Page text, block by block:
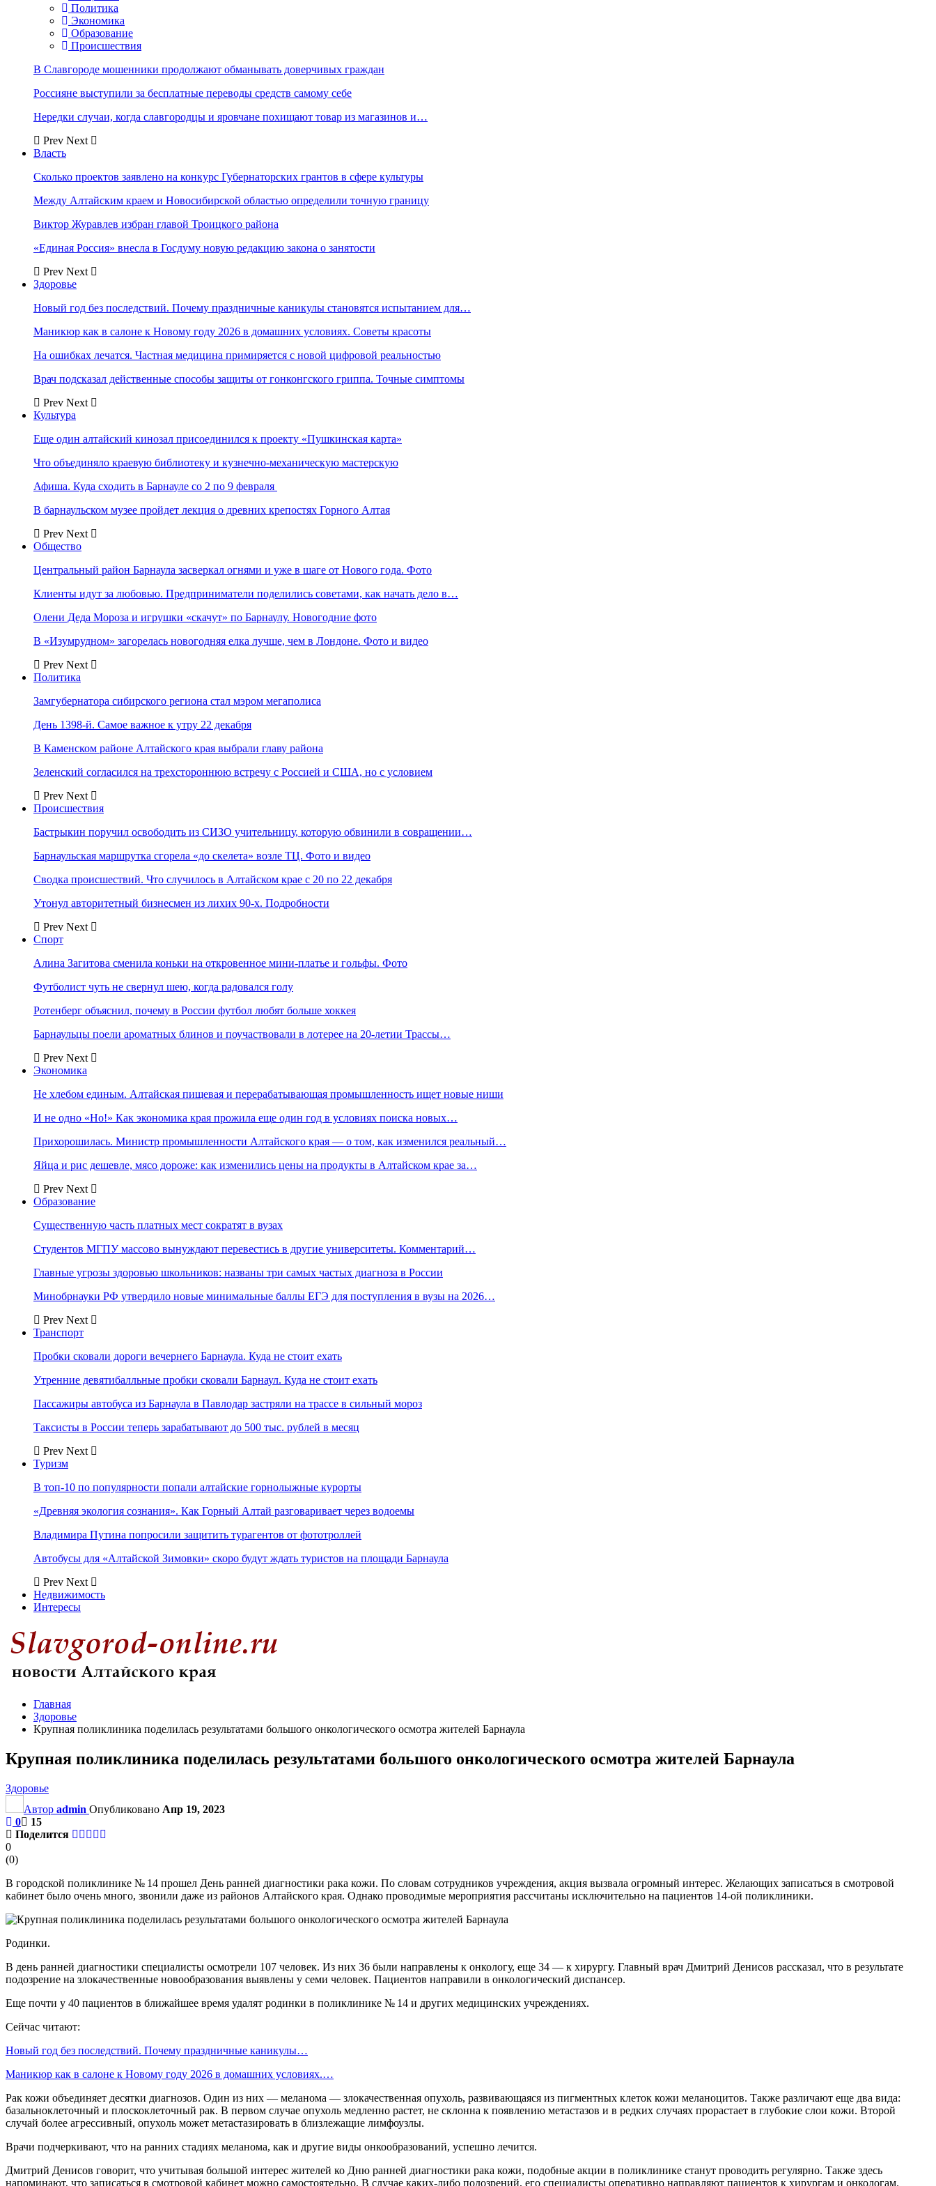
Политика
Экономика
Образование
Происшествия
В Славгороде мошенники продолжают обманывать доверчивых граждан
Россияне выступили за бесплатные переводы средств самому себе
Нередки случаи, когда славгородцы и яровчане похищают товар из магазинов и…
Prev Next
Власть
Сколько проектов заявлено на конкурс Губернаторских грантов в сфере культуры
Между Алтайским краем и Новосибирской областью определили точную границу
Виктор Журавлев избран главой Троицкого района
«Единая Россия» внесла в Госдуму новую редакцию закона о занятости
Prev Next
Здоровье
Новый год без последствий. Почему праздничные каникулы становятся испытанием для…
Маникюр как в салоне к Новому году 2026 в домашних условиях. Советы красоты
На ошибках лечатся. Частная медицина примиряется с новой цифровой реальностью
Врач подсказал действенные способы защиты от гонконгского гриппа. Точные симптомы
Prev Next
Культура
Еще один алтайский кинозал присоединился к проекту «Пушкинская карта»
Что объединяло краевую библиотеку и кузнечно-механическую мастерскую
Афиша. Куда сходить в Барнауле со 2 по 9 февраля
В барнаульском музее пройдет лекция о древних крепостях Горного Алтая
Prev Next
Общество
Центральный район Барнаула засверкал огнями и уже в шаге от Нового года. Фото
Клиенты идут за любовью. Предприниматели поделились советами, как начать дело в…
Олени Деда Мороза и игрушки «скачут» по Барнаулу. Новогодние фото
В «Изумрудном» загорелась новогодняя елка лучше, чем в Лондоне. Фото и видео
Prev Next
Политика
Замгубернатора сибирского региона стал мэром мегаполиса
День 1398-й. Самое важное к утру 22 декабря
В Каменском районе Алтайского края выбрали главу района
Зеленский согласился на трехстороннюю встречу с Россией и США, но с условием
Prev Next
Происшествия
Бастрыкин поручил освободить из СИЗО учительницу, которую обвинили в совращении…
Барнаульская маршрутка сгорела «до скелета» возле ТЦ. Фото и видео
Сводка происшествий. Что случилось в Алтайском крае с 20 по 22 декабря
Утонул авторитетный бизнесмен из лихих 90-х. Подробности
Prev Next
Спорт
Алина Загитова сменила коньки на откровенное мини-платье и гольфы. Фото
Футболист чуть не свернул шею, когда радовался голу
Ротенберг объяснил, почему в России футбол любят больше хоккея
Барнаульцы поели ароматных блинов и поучаствовали в лотерее на 20-летии Трассы…
Prev Next
Экономика
Не хлебом единым. Алтайская пищевая и перерабатывающая промышленность ищет новые ниши
И не одно «Но!» Как экономика края прожила еще один год в условиях поиска новых…
Прихорошилась. Министр промышленности Алтайского края — о том, как изменился реальный…
Яйца и рис дешевле, мясо дороже: как изменились цены на продукты в Алтайском крае за…
Prev Next
Образование
Существенную часть платных мест сократят в вузах
Студентов МГПУ массово вынуждают перевестись в другие университеты. Комментарий…
Главные угрозы здоровью школьников: названы три самых частых диагноза в России
Минобрнауки РФ утвердило новые минимальные баллы ЕГЭ для поступления в вузы на 2026…
Prev Next
Транспорт
Пробки сковали дороги вечернего Барнаула. Куда не стоит ехать
Утренние девятибалльные пробки сковали Барнаул. Куда не стоит ехать
Пассажиры автобуса из Барнаула в Павлодар застряли на трассе в сильный мороз
Таксисты в России теперь зарабатывают до 500 тыс. рублей в месяц
Prev Next
Туризм
В топ-10 по популярности попали алтайские горнолыжные курорты
«Древняя экология сознания». Как Горный Алтай разговаривает через водоемы
Владимира Путина попросили защитить турагентов от фототроллей
Автобусы для «Алтайской Зимовки» скоро будут ждать туристов на площади Барнаула
Prev Next
Недвижимость
Интересы
Главная
Здоровье
Крупная поликлиника поделилась результатами большого онкологического осмотра жителей Барнаула
Крупная поликлиника поделилась результатами большого онкологического осмотра жителей Барнаула
Здоровье
Автор admin Опубликовано Апр 19, 2023
0
15
Поделится
0
(0)
В городской поликлинике № 14 прошел День ранней диагностики рака кожи. По словам сотрудников учреждения, акция вызвала огромный интерес. Желающих записаться в смотровой
кабинет было очень много, звонили даже из районов Алтайского края. Однако проводимые мероприятия рассчитаны исключительно на пациентов 14-ой поликлиники.
Родинки.
В день ранней диагностики специалисты осмотрели 107 человек. Из них 36 были направлены к онкологу, еще 34 — к хирургу. Главный врач Дмитрий Денисов рассказал, что в результате
подозрение на злокачественные новообразования выявлены у семи человек. Пациентов направили в онкологический диспансер.
Еще почти у 40 пациентов в ближайшее время удалят родинки в поликлинике № 14 и других медицинских учреждениях.
Сейчас читают:
Новый год без последствий. Почему праздничные каникулы…
Маникюр как в салоне к Новому году 2026 в домашних условиях.…
Рак кожи объединяет десятки диагнозов. Один из них — меланома — злокачественная опухоль, развивающаяся из пигментных клеток кожи меланоцитов. Также различают еще два вида:
базальноклеточный и плоскоклеточный рак. В первом случае опухоль медленно растет, не склонна к появлению метастазов и в редких случаях прорастает в глубокие слои кожи. Второй
случай более агрессивный, опухоль может метастазировать в близлежащие лимфоузлы.
Врачи подчеркивают, что на ранних стадиях меланома, как и другие виды онкообразований, успешно лечится.
Дмитрий Денисов говорит, что учитывая большой интерес жителей ко Дню ранней диагностики рака кожи, подобные акции в поликлинике станут проводить регулярно. Также здесь
напоминают, что записаться в смотровой кабинет можно самостоятельно. В случае каких-либо подозрений, его специалисты оперативно направляют пациентов к хирургам и онкологам.